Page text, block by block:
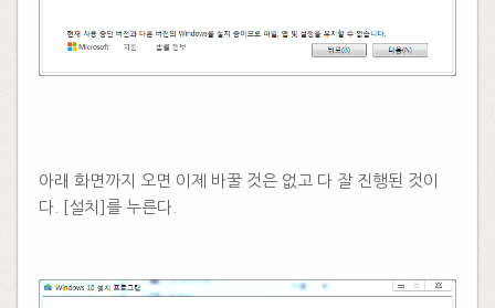
아래 화면까지 오면 이제 바꿀 것은 없고 다 잘 진행된 것이
다. [설치]를 누른다.